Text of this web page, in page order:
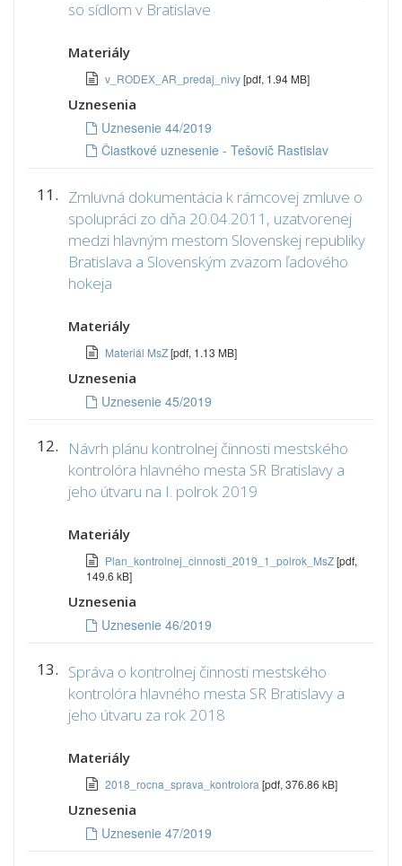
so sídlom v Bratislave
Materiály
v_RODEX_AR_predaj_nivy[pdf, 1.94 MB]
Uznesenia
Uznesenie 44/2019
Čiastkové uznesenie - Tešovič Rastislav
11. Zmluvná dokumentácia k rámcovej zmluve o
spolupráci zo dňa 20.04.2011, uzatvorenej
medzi hlavným mestom Slovenskej republiky
Bratislava a Slovenským zväzom ľadového
hokeja
Materiály
Materiál MsZ[pdf, 1.13 MB]
Uznesenia
Uznesenie 45/2019
12.
Návrh plánu kontrolnej činnosti mestského
kontrolóra hlavného mesta SR Bratislavy a
jeho útvaru na I. polrok 2019
Materiály
Plan_kontrolnej_cinnosti_2019_1_polrok_MsZ[pdf,
149.6 kB]
Uznesenia
Uznesenie 46/2019
13. Správa o kontrolnej činnosti mestského
kontrolóra hlavného mesta SR Bratislavy a
jeho útvaru za rok 2018
Materiály
2018_rocna_sprava_kontrolora [pdf, 376.86 kB]
Uznesenia
Uznesenie 47/2019